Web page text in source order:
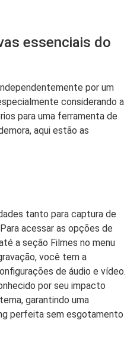
essenciais do
por um
considerando a
para uma ferramenta de
aqui estão as
tanto para captura de
acessar as opções de
a seção Filmes no menu
você tem a
de áudio e vídeo.
por seu impacto
garantindo uma
perfeita sem esgotamento